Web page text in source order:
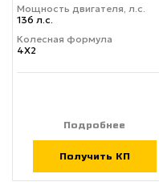
Мощность двигателя, л.с.
136 л.с.
Колесная формула
4X2
Подробнее
Получить КП